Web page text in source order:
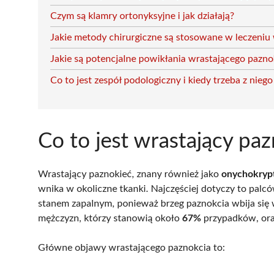
Czym są klamry ortonyksyjne i jak działają?
Jakie metody chirurgiczne są stosowane w
Jakie są potencjalne powikłania wrastającego
Co to jest zespół podologiczny i kiedy trzeba z
Co to jest wrastający
Wrastający paznokieć, znany również jako
wnika w okoliczne tkanki. Najczęściej dotyczy to
stanem zapalnym, ponieważ brzeg paznokcia wbija
mężczyzn, którzy stanowią około 67% przypadków,
Główne objawy wrastającego paznokcia to: